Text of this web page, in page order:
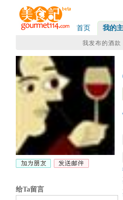
首页 我的
我发布的酒款
给Ta留言